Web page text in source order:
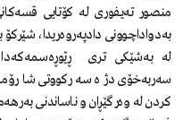
منصور تەیفوری لە کۆتایی
بەدواداچوونی دادپەروەریدا،
لە بەشێکی تری ڕێوڕەسمەکەدا
سەربەخۆی دژە سەرکووتی
کردن لە وەرگێڕان و ناساندنی